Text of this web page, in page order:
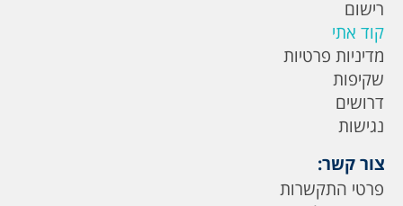
רישום
קוד אתי
מדיניות פרטיות
שקיפות
דרושים
נגישות
צור קשר:
פרטי התקשרות